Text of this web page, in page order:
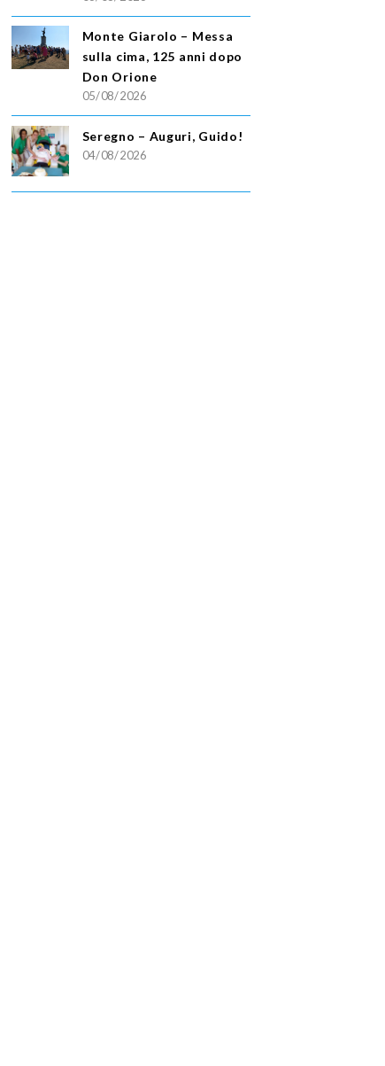
Monte Giarolo – Messa
sulla cima, 125 anni dopo
Don Orione
05/08/2026
Seregno – Auguri, Guido!
04/08/2026